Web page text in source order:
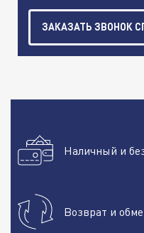
ЗАКАЗАТЬ ЗВОНОК
Наличный и
Возврат и